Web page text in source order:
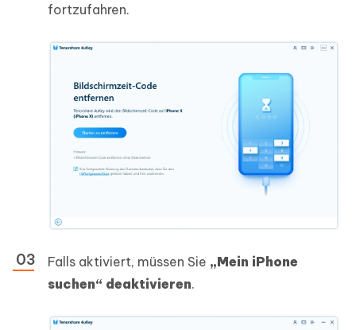
fortzufahren.
Falls aktiviert, müssen Sie „Mein iPhone
suchen“ deaktivieren.